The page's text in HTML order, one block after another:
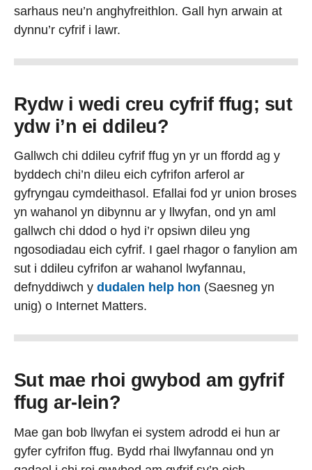
sarhaus neu’n anghyfreithlon. Gall hyn arwain at
dynnu’r cyfrif i lawr.
Rydw i wedi creu cyfrif ffug; sut
ydw i’n ei ddileu?
Gallwch chi ddileu cyfrif ffug yn yr un ffordd ag y
byddech chi’n dileu eich cyfrifon arferol ar
gyfryngau cymdeithasol. Efallai fod yr union broses
yn wahanol yn dibynnu ar y llwyfan, ond yn aml
gallwch chi ddod o hyd i’r opsiwn dileu yng
ngosodiadau eich cyfrif. I gael rhagor o fanylion am
sut i ddileu cyfrifon ar wahanol lwyfannau,
defnyddiwch y dudalen help hon (Saesneg yn
unig) o Internet Matters.
Sut mae rhoi gwybod am gyfrif
ffug ar-lein?
Mae gan bob llwyfan ei system adrodd ei hun ar
gyfer cyfrifon ffug. Bydd rhai llwyfannau ond yn